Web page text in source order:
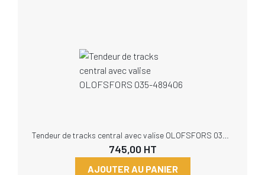
745,00HT
AJOUTER AU PANIER